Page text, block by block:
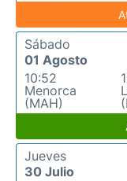
Sábado
01 Agosto
10:52
Menorca
(MAH)
Jueves
30 Julio